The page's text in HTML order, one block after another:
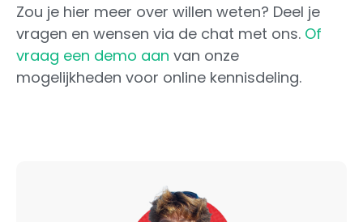
Zou je hier meer over willen weten? Deel je
vragen en wensen via de chat met ons. Of
vraag een demo aan van onze
mogelijkheden voor online kennisdeling.